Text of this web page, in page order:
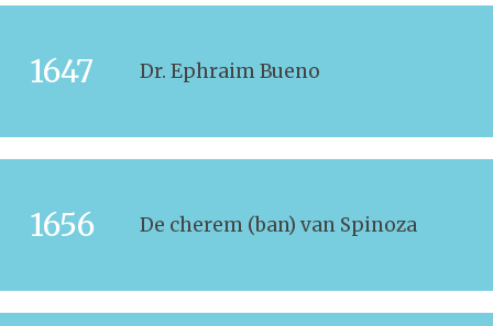
1647 Dr. Ephraim Bueno
1656 De cherem (ban) van Spinoza